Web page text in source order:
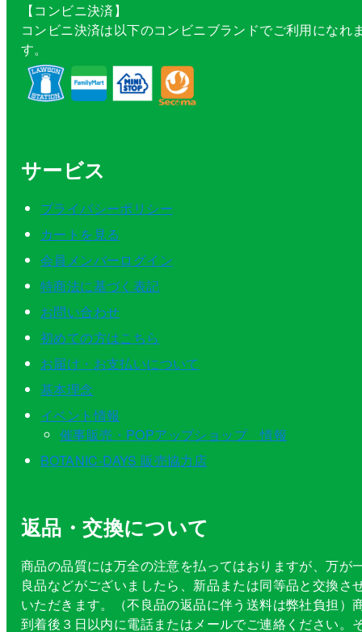
【コンビニ決済】
コンビニ決済は以下のコンビニブランドでご利用になれ
す。
サービス
プライバシーポリシー
カートを見る
会員メンバーログイン
特商法に基づく表記
お問い合わせ
初めての方はこちら
お届け・お支払いについて
基本理念
イベント情報
催事販売・POPアップショップ 情報
BOTANIC-DAYS 販売協力店
返品・交換について
商品の品質には万全の注意を払ってはおりますが、万が
良品などがございましたら、新品または同等品と交換さ
いただきます。（不良品の返品に伴う送料は弊社負担）
到着後３日以内に電話またはメールでご連絡ください。